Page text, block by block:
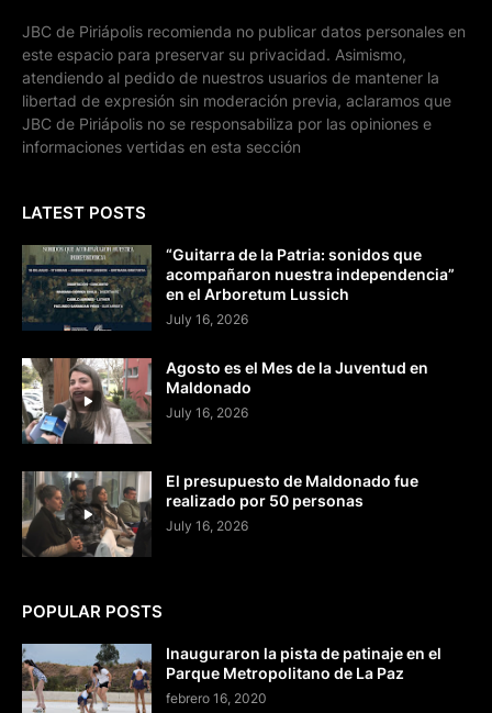
JBC de Piriápolis recomienda no publicar datos personales en
este espacio para preservar su privacidad. Asimismo,
atendiendo al pedido de nuestros usuarios de mantener la
libertad de expresión sin moderación previa, aclaramos que
JBC de Piriápolis no se responsabiliza por las opiniones e
informaciones vertidas en esta sección
LATEST POSTS
“Guitarra de la Patria: sonidos que
acompañaron nuestra independencia”
en el Arboretum Lussich
July 16, 2026
Agosto es el Mes de la Juventud en
Maldonado
July 16, 2026
El presupuesto de Maldonado fue
realizado por 50 personas
July 16, 2026
POPULAR POSTS
Inauguraron la pista de patinaje en el
Parque Metropolitano de La Paz
febrero 16, 2020